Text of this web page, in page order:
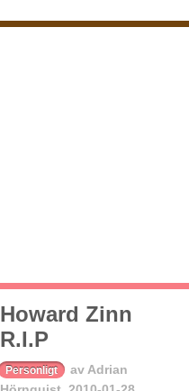
Howard Zinn
R.I.P
Personligt avAdrian